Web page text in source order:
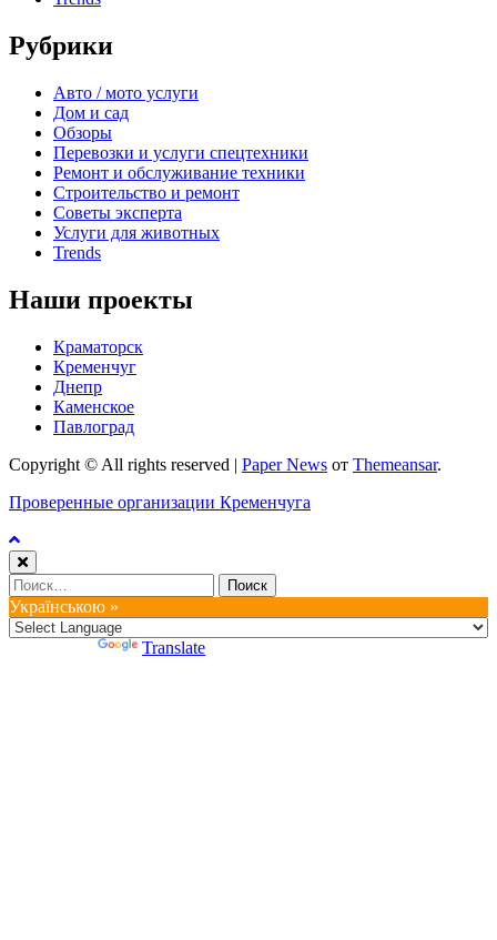
Рубрики
Авто / мото услуги
Дом и сад
Обзоры
Перевозки и услуги спецтехники
Ремонт и обслуживание техники
Строительство и ремонт
Советы эксперта
Услуги для животных
Trends
Наши проекты
Краматорск
Кременчуг
Днепр
Каменское
Павлоград
Copyright © All rights reserved | Paper News от Themeansar.
Проверенные организации Кременчуга
Найти:
Українською »
Translate